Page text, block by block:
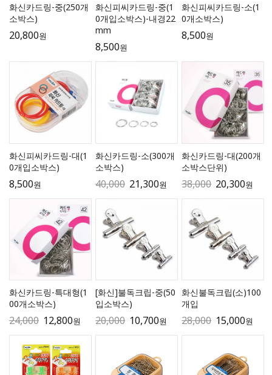
화신카드링-중(250개
소박스)
20,800원
화신피씨카드링-중(1
0개입소박스)-내경22
mm
8,500원
화신피씨카드링-소(1
0개소박스)
8,500원
화신피씨카드링-대(1
0개입소박스)
8,500원
화신카드링-소(300개
소박스)
40,000 21,300원
화신카드링-대(200개
소박스단위)
38,000 20,300원
화신카드링-특대형(1
00개소박스)
24,000 12,800원
[화신]불독크립-중(50
입소박스)
20,000 10,700원
화신불독크립(소)100
개입
28,000 15,000원